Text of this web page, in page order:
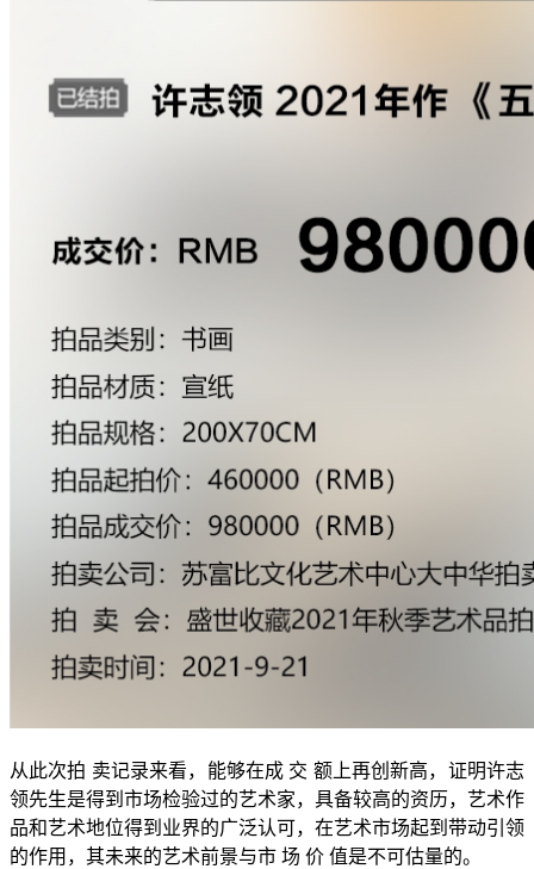
从此次拍 卖记录来看，能够在成 交 额上再创新高，证明许志
领先生是得到市场检验过的艺术家，具备较高的资历，艺术作
品和艺术地位得到业界的广泛认可，在艺术市场起到带动引领
的作用，其未来的艺术前景与市 场 价 值是不可估量的。